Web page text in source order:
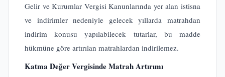
Gelir ve Kurumlar Vergisi Kanunlarında yer alan istisna
ve indirimler nedeniyle gelecek yıllarda matrahdan
indirim konusu yapılabilecek tutarlar, bu madde
hükmüne göre artırılan matrahlardan indirilemez.
Katma Değer Vergisinde Matrah Artırımı